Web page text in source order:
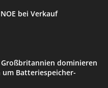
bei Verkauf
Großbritannien dominieren
um Batteriespeicher-